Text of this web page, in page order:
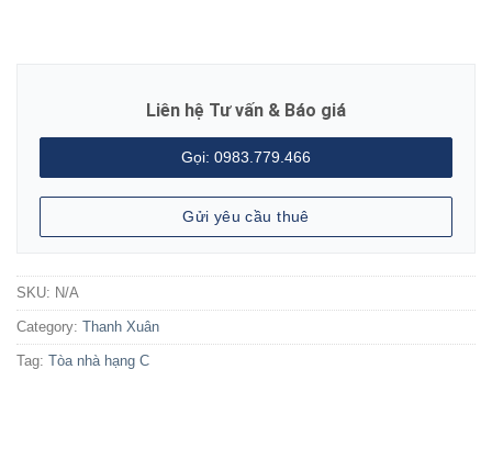
Liên hệ Tư vấn & Báo giá
Gọi: 0983.779.466
Gửi yêu cầu thuê
SKU: N/A
Category: Thanh Xuân
Tag: Tòa nhà hạng C